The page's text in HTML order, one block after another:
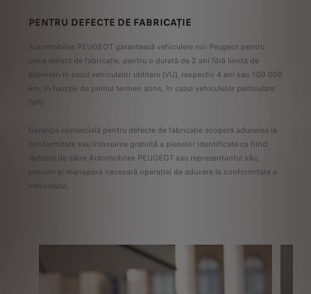
PENTRU DEFECTE DE FABRICAȚIE
Automobiles PEUGEOT garantează vehiculele noi Peugeot pentru
orice defect de fabricație, pentru o durată de 2 ani fără limită de
kilometri în cazul vehiculelor utilitare (VU), respectiv 4 ani sau 100.000
km, în funcție de primul termen atins, în cazul vehiculelor particulare
(VP).
Garanția comercială pentru defecte de fabricație acoperă aducerea la
conformitate sau înlocuirea gratuită a pieselor identificate ca fiind
defecte de către Automobiles PEUGEOT sau reprezentantul său,
precum și manopera necesară operației de aducere la conformitate a
vehiculului.